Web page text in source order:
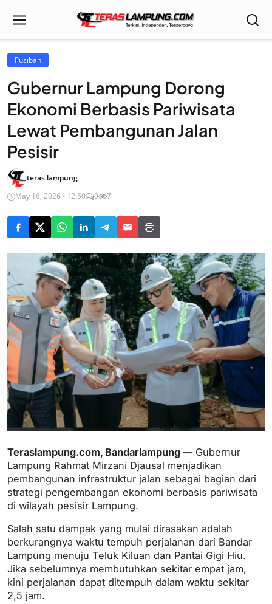
Pusiban
Gubernur Lampung Dorong
Ekonomi Berbasis Pariwisata
Lewat Pembangunan Jalan
Pesisir
teras lampung
May 16, 2026 - 12:50
0 7
Teraslampung.com, Bandarlampung —Gubernur
Lampung Rahmat Mirzani Djausal menjadikan
pembangunan infrastruktur jalan sebagai bagian dari
strategi pengembangan ekonomi berbasis pariwisata
di wilayah pesisir Lampung.
Salah satu dampak yang mulai dirasakan adalah
berkurangnya waktu tempuh perjalanan dari Bandar
Lampung menuju Teluk Kiluan dan Pantai Gigi Hiu.
Jika sebelumnya membutuhkan sekitar empat jam,
kini perjalanan dapat ditempuh dalam waktu sekitar
2,5 jam.